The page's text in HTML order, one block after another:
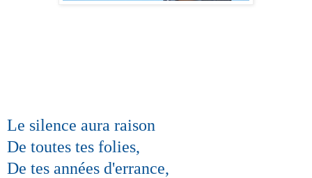
Le silence aura raison
De toutes tes folies,
De tes années d'errance,